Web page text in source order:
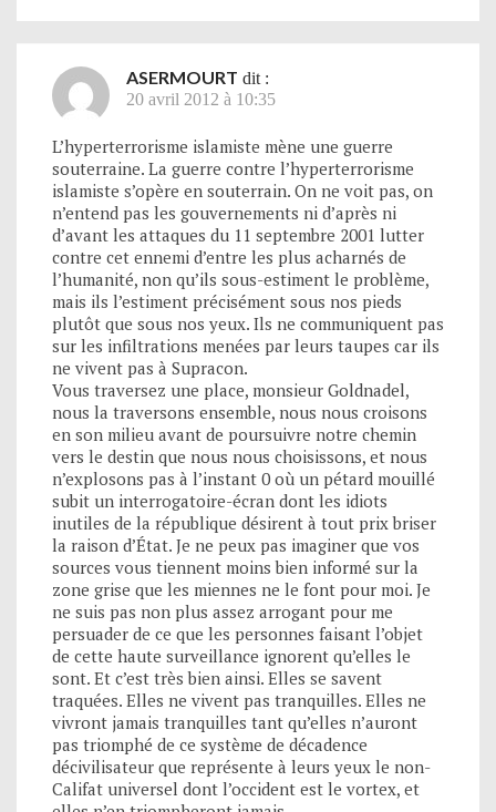
ASERMOURT dit :
20 avril 2012 à 10:35
L’hyperterrorisme islamiste mène une guerre
souterraine. La guerre contre l’hyperterrorisme
islamiste s’opère en souterrain. On ne voit pas, on
n’entend pas les gouvernements ni d’après ni
d’avant les attaques du 11 septembre 2001 lutter
contre cet ennemi d’entre les plus acharnés de
l’humanité, non qu’ils sous-estiment le problème,
mais ils l’estiment précisément sous nos pieds
plutôt que sous nos yeux. Ils ne communiquent pas
sur les infiltrations menées par leurs taupes car ils
ne vivent pas à Supracon.
Vous traversez une place, monsieur Goldnadel,
nous la traversons ensemble, nous nous croisons
en son milieu avant de poursuivre notre chemin
vers le destin que nous nous choisissons, et nous
n’explosons pas à l’instant 0 où un pétard mouillé
subit un interrogatoire-écran dont les idiots
inutiles de la république désirent à tout prix briser
la raison d’État. Je ne peux pas imaginer que vos
sources vous tiennent moins bien informé sur la
zone grise que les miennes ne le font pour moi. Je
ne suis pas non plus assez arrogant pour me
persuader de ce que les personnes faisant l’objet
de cette haute surveillance ignorent qu’elles le
sont. Et c’est très bien ainsi. Elles se savent
traquées. Elles ne vivent pas tranquilles. Elles ne
vivront jamais tranquilles tant qu’elles n’auront
pas triomphé de ce système de décadence
décivilisateur que représente à leurs yeux le non-
Califat universel dont l’occident est le vortex, et